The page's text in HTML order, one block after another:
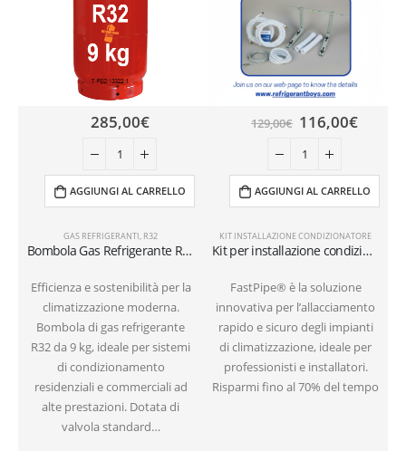
GAS REFRIGERANTI, R32
Bombola Gas Refrigerante R32 – 9 kg (Valvola W21,7 × 1/14″ SX) – Ricaricabile
Efficienza e sostenibilità per la
climatizzazione moderna.
Bombola di gas refrigerante
R32 da 9 kg, ideale per sistemi
di condizionamento
residenziali e commerciali ad
alte prestazioni. Dotata di
valvola standard…
285,00€
AGGIUNGI AL CARRELLO
KIT INSTALLAZIONE CONDIZIONATORE
Kit per installazione condizionatori a muro con tubi da 6 metri 1/4″+3/8″SAE
FastPipe® è la soluzione
innovativa per l’allacciamento
rapido e sicuro degli impianti
di climatizzazione, ideale per
professionisti e installatori.
Risparmi fino al 70% del tempo
129,00€ 116,00€
AGGIUNGI AL CARRELLO